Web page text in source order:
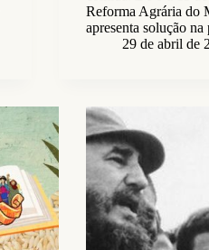
Reforma Agrária do
apresenta solução
29 de abril de